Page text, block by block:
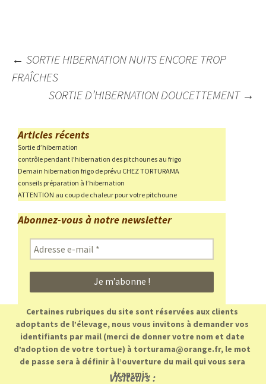
Navigation
des
← SORTIE HIBERNATION NUITS ENCORE TROP
FRAÎCHES
SORTIE D’HIBERNATION DOUCETTEMENT →
Articles récents
Sortie d’hibernation
contrôle pendant l’hibernation des pitchounes au frigo
Demain hibernation frigo de prévu CHEZ TORTURAMA
conseils préparation à l’hibernation
ATTENTION au coup de chaleur pour votre pitchoune
Abonnez-vous à notre newsletter
Adresse
e-
mail
Certaines rubriques du site sont réservées aux clients
adoptants de l’élevage, nous vous invitons à demander vos
identifiants par mail (merci de donner votre nom et date
d’adoption de votre tortue) à torturama@orange.fr, le mot
de passe sera à définir à l’ouverture du mail qui vous sera
transmis.
Visiteurs :